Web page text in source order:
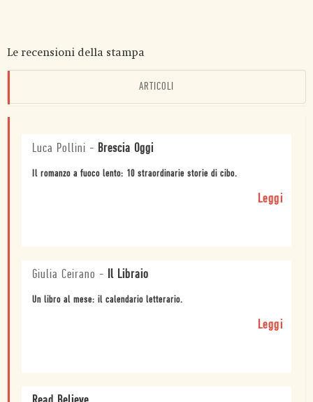
Le recensioni della stampa
ARTICOLI
Luca Pollini - Brescia Oggi
Il romanzo a fuoco lento: 10 straordinarie storie di cibo.
Leggi
Giulia Ceirano - Il Libraio
Un libro al mese: il calendario letterario.
Leggi